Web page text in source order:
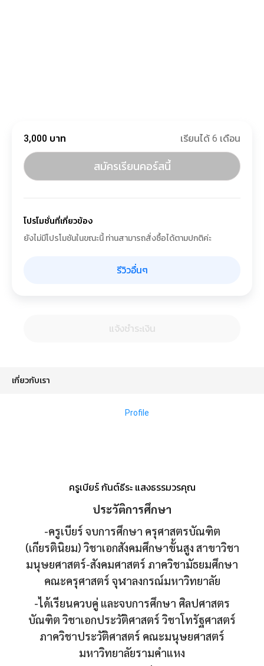
3,000 บาท เรียนได้ 6 เดือน
สมัครเรียนคอร์สนี้
โปรโมชั่นที่เกี่ยวข้อง
ยังไม่มีโปรโมชันในขณะนี้ ท่านสามารถสั่งซื้อได้ตามปกติค่ะ
รีวิวอื่นๆ
แจ้งชำระเงิน
เกี่ยวกับเรา
ครูเบียร์ กันต์ธีระ แสงธรรมวรคุณ
ประวัติการศึกษา
-ครูเบียร์ จบการศึกษา ครุศาสตรบัณฑิต
(เกียรตินิยม) วิชาเอกสังคมศึกษาขั้นสูง สาขาวิชา
มนุษยศาสตร์-สังคมศาสตร์ ภาควิชามัธยมศึกษา
คณะครุศาสตร์ จุฬาลงกรณ์มหาวิทยาลัย
-ได้เรียนควบคู่ และจบการศึกษา ศิลปศาสตร
บัณฑิต วิชาเอกประวัติศาสตร์ วิชาโทรัฐศาสตร์
ภาควิชาประวัติศาสตร์ คณะมนุษยศาสตร์
มหาวิทยาลัยรามคำแหง